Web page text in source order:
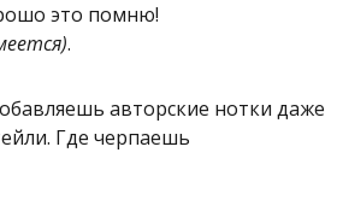
это помню!
.
авторские нотки даже
Где черпаешь